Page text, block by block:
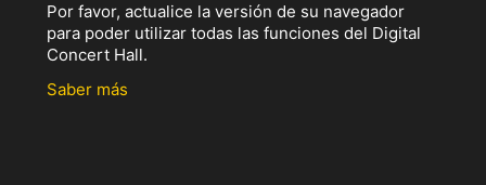
Por favor, actualice la versión de su navegador
para poder utilizar todas las funciones del Digital
Concert Hall.
Saber más